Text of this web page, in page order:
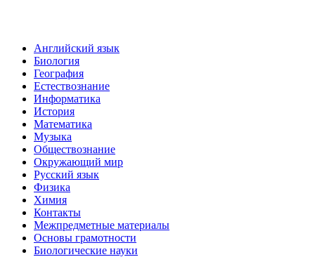
Английский язык
Биология
География
Естествознание
Информатика
История
Математика
Музыка
Обществознание
Окружающий мир
Русский язык
Физика
Химия
Контакты
Межпредметные материалы
Основы грамотности
Биологические науки